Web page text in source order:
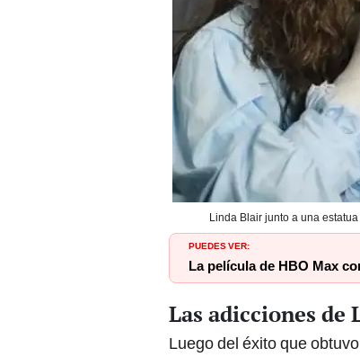
Linda Blair junto a una
PUEDES VER:
La película de HBO Max
Las adicciones de
Luego del éxito que